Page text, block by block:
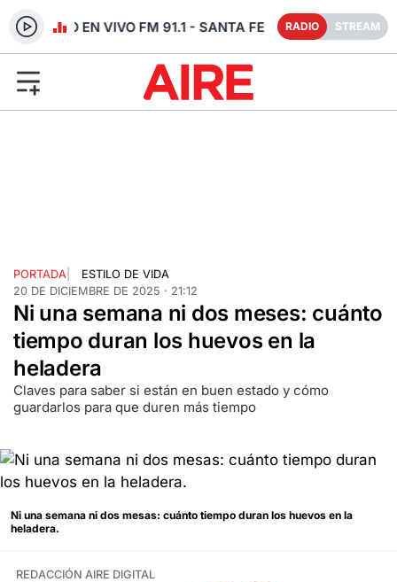
RADIO EN VIVO FM 91.1 - SANTA FE RADIO STREAM
PORTADA
ESTILO DE VIDA
20 DE DICIEMBRE DE 2025 · 21:12
Ni una semana ni dos meses: cuánto
tiempo duran los huevos en la
heladera
Claves para saber si están en buen estado y cómo
guardarlos para que duren más tiempo
Ni una semana ni dos mesas: cuánto tiempo duran los huevos en la
heladera.
REDACCIÓN AIRE DIGITAL